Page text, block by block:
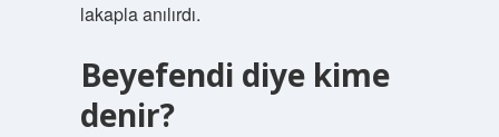
lakapla anılırdı.
Beyefendi diye kime
denir?